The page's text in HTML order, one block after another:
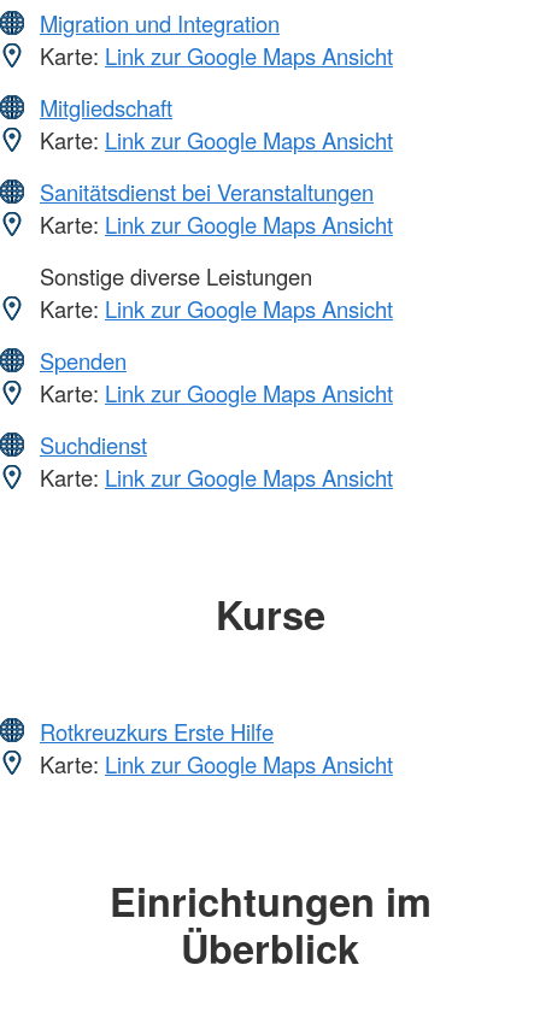
Migration und Integration
Karte: Link zur Google Maps Ansicht
Mitgliedschaft
Karte: Link zur Google Maps Ansicht
Sanitätsdienst bei Veranstaltungen
Karte: Link zur Google Maps Ansicht
Sonstige diverse Leistungen
Karte: Link zur Google Maps Ansicht
Spenden
Karte: Link zur Google Maps Ansicht
Suchdienst
Karte: Link zur Google Maps Ansicht
Kurse
Rotkreuzkurs Erste Hilfe
Karte: Link zur Google Maps Ansicht
Einrichtungen im
Überblick